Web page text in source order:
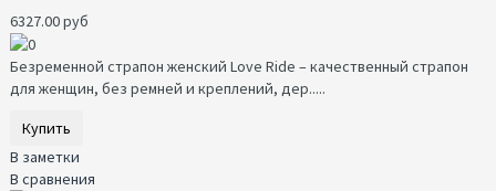
6327.00 руб
Безременной страпон женский Love Ride – качественный страпон
для женщин, без ремней и креплений, дер.....
Купить
В заметки
В сравнения